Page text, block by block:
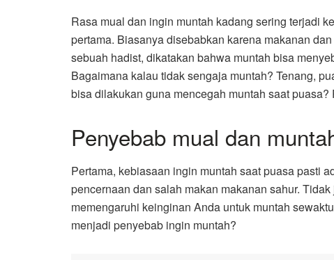
Rasa mual dan ingin muntah kadang sering terjadi
pertama. Biasanya disebabkan karena makanan
sebuah hadist, dikatakan bahwa muntah bisa
Bagaimana kalau tidak sengaja muntah? Tenang,
bisa dilakukan guna mencegah muntah saat
Penyebab mual dan
Pertama, kebiasaan ingin muntah saat puasa pasti
pencernaan dan salah makan makanan sahur.
memengaruhi keinginan Anda untuk muntah
menjadi penyebab ingin muntah?